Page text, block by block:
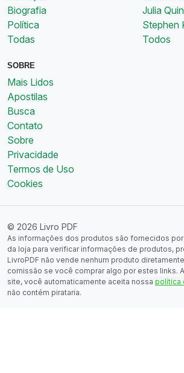
Biografia
Política
Todas
Julia
Stephen
Todos
SOBRE
Mais Lidos
Apostilas
Busca
Contato
Sobre
Privacidade
Termos de Uso
Cookies
© 2026 Livro PDF
As informações dos produtos são fornecidos
da loja para verificar informações de produtos,
LivroPDF não vende nenhum produto
comissão se você comprar algo por estes links.
site, você automaticamente aceita nossa política
não contém pirataria.